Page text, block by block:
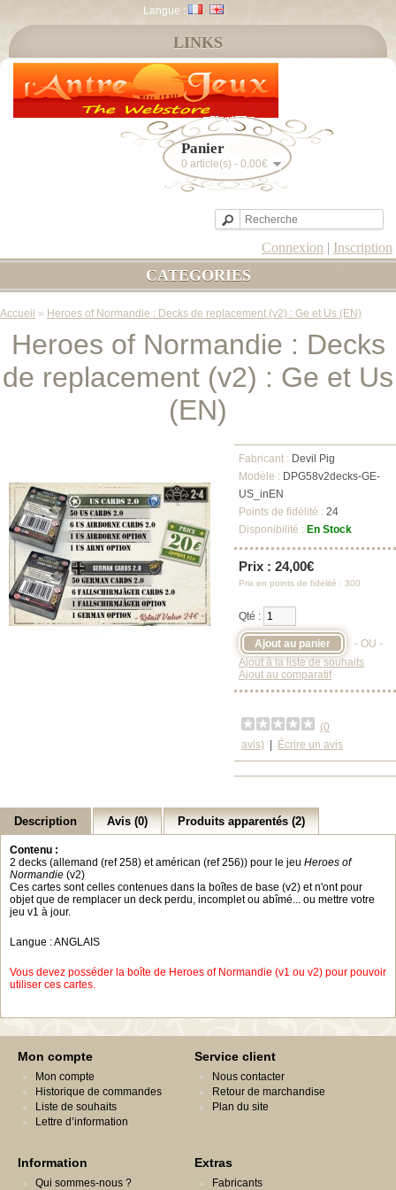
Langue :
Panier
0 article(s) - 0,00€
Connexion | Inscription
LINKS
CATEGORIES
Accueil » Heroes of Normandie : Decks de replacement (v2) : Ge et Us (EN)
Heroes of Normandie : Decks
de replacement (v2) : Ge et Us
(EN)
Fabricant : Devil Pig
Modèle : DPG58v2decks-GE-
US_inEN
Points de fidélité : 24
Disponibilité : En Stock
Prix : 24,00€
Prix en points de fidélité : 300
Qté :
- OU -
Ajout à la liste de souhaits
Ajout au comparatif
(0
avis)
Écrire un avis
Description Avis (0) Produits apparentés (2)
Contenu :
2 decks (allemand (ref 258) et américan (ref 256)) pour le jeu Heroes of
Normandie (v2)
Ces cartes sont celles contenues dans la boîtes de base (v2) et n'ont pour
objet que de remplacer un deck perdu, incomplet ou abîmé... ou mettre votre
jeu v1 à jour.
Langue : ANGLAIS
Vous devez posséder la boîte de Heroes of Normandie (v1 ou v2) pour pouvoir
utiliser ces cartes.
Mon compte
Mon compte
Historique de commandes
Liste de souhaits
Lettre d’information
Service client
Nous contacter
Retour de marchandise
Plan du site
Information
Qui sommes-nous ?
Extras
Fabricants